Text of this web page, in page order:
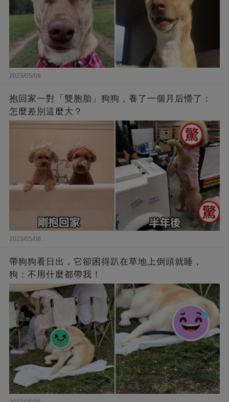
2023/05/08
抱回家一對「雙胞胎」狗狗，養了一個月后懵了：
怎麼差別這麼大？
2023/05/08
帶狗狗看日出，它卻困得趴在草地上倒頭就睡，
狗：不用什麼都帶我！